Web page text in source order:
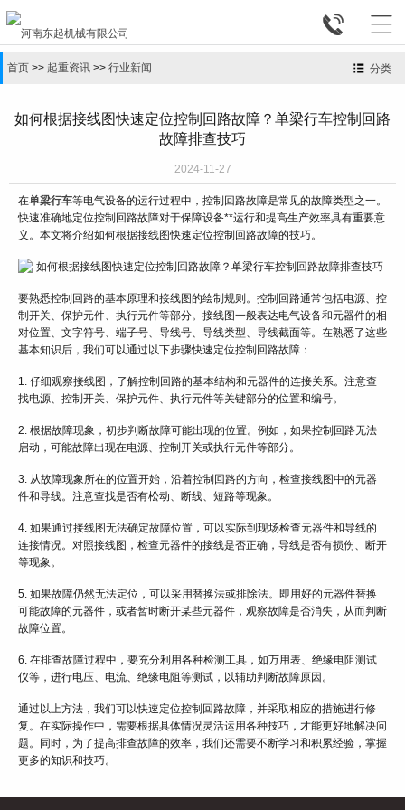


分类
首页 >> 起重资讯 >> 行业新闻
如何根据接线图快速定位控制回路故障？单梁行车控制回路
故障排查技巧
2024-11-27
在单梁行车等电气设备的运行过程中，控制回路故障是常见的故障类型之一。
快速准确地定位控制回路故障对于保障设备**运行和提高生产效率具有重要意
义。本文将介绍如何根据接线图快速定位控制回路故障的技巧。
要熟悉控制回路的基本原理和接线图的绘制规则。控制回路通常包括电源、控
制开关、保护元件、执行元件等部分。接线图一般表达电气设备和元器件的相
对位置、文字符号、端子号、导线号、导线类型、导线截面等。在熟悉了这些
基本知识后，我们可以通过以下步骤快速定位控制回路故障：
1. 仔细观察接线图，了解控制回路的基本结构和元器件的连接关系。注意查
找电源、控制开关、保护元件、执行元件等关键部分的位置和编号。
2. 根据故障现象，初步判断故障可能出现的位置。例如，如果控制回路无法
启动，可能故障出现在电源、控制开关或执行元件等部分。
3. 从故障现象所在的位置开始，沿着控制回路的方向，检查接线图中的元器
件和导线。注意查找是否有松动、断线、短路等现象。
4. 如果通过接线图无法确定故障位置，可以实际到现场检查元器件和导线的
连接情况。对照接线图，检查元器件的接线是否正确，导线是否有损伤、断开
等现象。
5. 如果故障仍然无法定位，可以采用替换法或排除法。即用好的元器件替换
可能故障的元器件，或者暂时断开某些元器件，观察故障是否消失，从而判断
故障位置。
6. 在排查故障过程中，要充分利用各种检测工具，如万用表、绝缘电阻测试
仪等，进行电压、电流、绝缘电阻等测试，以辅助判断故障原因。
通过以上方法，我们可以快速定位控制回路故障，并采取相应的措施进行修
复。在实际操作中，需要根据具体情况灵活运用各种技巧，才能更好地解决问
题。同时，为了提高排查故障的效率，我们还需要不断学习和积累经验，掌握
更多的知识和技巧。